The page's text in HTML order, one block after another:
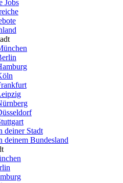
Jobs
deiner Stadt
deinem Bundesland